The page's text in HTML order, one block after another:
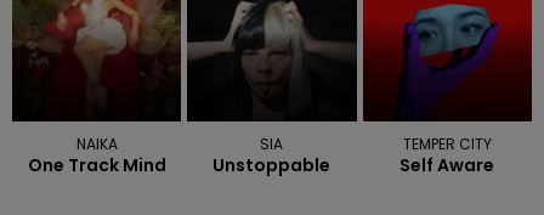
NAIKA
One Track Mind
SIA
Unstoppable
TEMPER CITY
Self Aware